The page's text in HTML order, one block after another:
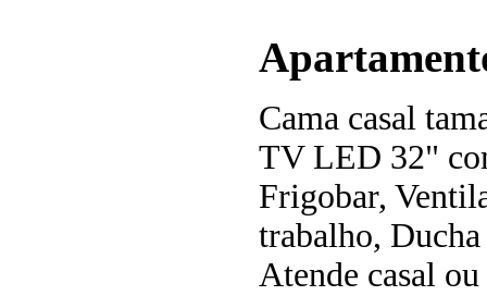
Cama casal
TV LED 32"
Frigobar,
trabalho,
Atende casal ou